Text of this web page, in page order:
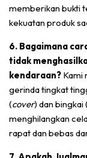
memberikan bukti
kekuatan produk
6. Bagaimana
tidak
kendaraan? Kami
gerinda tingkat
(cover) dan bingkai (
menghilangkan
rapat dan bebas